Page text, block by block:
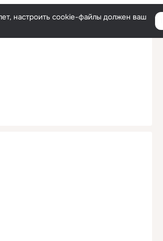
Русский
настроить cookie-файлы должен ваш